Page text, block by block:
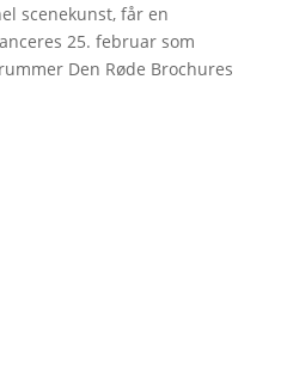
scenekunst, får en
25. februar som
Den Røde Brochures